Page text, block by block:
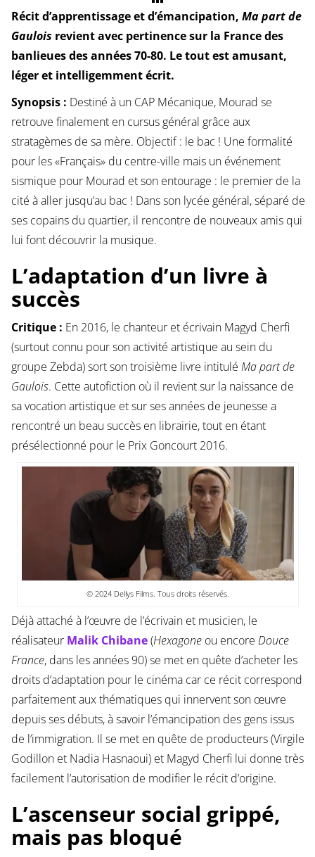
Récit d’apprentissage et d’émancipation, Ma part de
Gaulois revient avec pertinence sur la France des
banlieues des années 70-80. Le tout est amusant,
léger et intelligemment écrit.
Synopsis : Destiné à un CAP Mécanique, Mourad se
retrouve finalement en cursus général grâce aux
stratagèmes de sa mère. Objectif : le bac ! Une formalité
pour les «Français» du centre-ville mais un événement
sismique pour Mourad et son entourage : le premier de la
cité à aller jusqu’au bac ! Dans son lycée général, séparé de
ses copains du quartier, il rencontre de nouveaux amis qui
lui font découvrir la musique.
L’adaptation d’un livre à
succès
Critique : En 2016, le chanteur et écrivain Magyd Cherfi
(surtout connu pour son activité artistique au sein du
groupe Zebda) sort son troisième livre intitulé Ma part de
Gaulois. Cette autofiction où il revient sur la naissance de
sa vocation artistique et sur ses années de jeunesse a
rencontré un beau succès en librairie, tout en étant
présélectionné pour le Prix Goncourt 2016.
© 2024 Dellys Films. Tous droits réservés.
Déjà attaché à l’œuvre de l’écrivain et musicien, le
réalisateur Malik Chibane(Hexagoneou encore Douce
France, dans les années 90) se met en quête d’acheter les
droits d’adaptation pour le cinéma car ce récit correspond
parfaitement aux thématiques qui innervent son œuvre
depuis ses débuts, à savoir l’émancipation des gens issus
de l’immigration. Il se met en quête de producteurs (Virgile
Godillon et Nadia Hasnaoui) et Magyd Cherfi lui donne très
facilement l’autorisation de modifier le récit d’origine.
L’ascenseur social grippé,
mais pas bloqué